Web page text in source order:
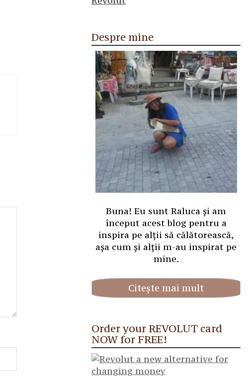
Despre mine
Buna! Eu sunt Raluca și am
început acest blog pentru a
inspira pe alții să călătorească,
așa cum și alții m-au inspirat pe
mine.
Citește mai mult
Order your REVOLUT card
NOW for FREE!